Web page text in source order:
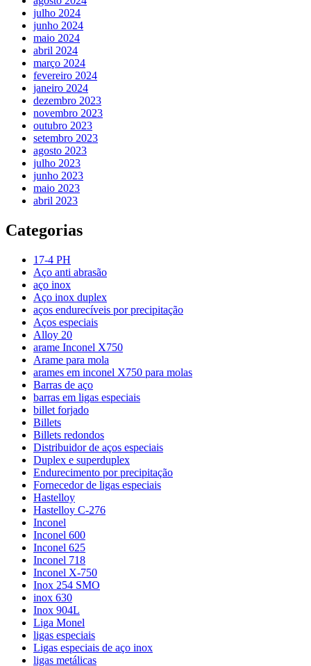
julho 2024
junho 2024
maio 2024
abril 2024
março 2024
fevereiro 2024
janeiro 2024
dezembro 2023
novembro 2023
outubro 2023
setembro 2023
agosto 2023
julho 2023
junho 2023
maio 2023
abril 2023
Categorias
17-4 PH
Aço anti abrasão
aço inox
Aço inox duplex
aços endurecíveis por precipitação
Aços especiais
Alloy 20
arame Inconel X750
Arame para mola
arames em inconel X750 para molas
Barras de aço
barras em ligas especiais
billet forjado
Billets
Billets redondos
Distribuidor de aços especiais
Duplex e superduplex
Endurecimento por precipitação
Fornecedor de ligas especiais
Hastelloy
Hastelloy C-276
Inconel
Inconel 600
Inconel 625
Inconel 718
Inconel X-750
Inox 254 SMO
inox 630
Inox 904L
Liga Monel
ligas especiais
Ligas especiais de aço inox
ligas metálicas